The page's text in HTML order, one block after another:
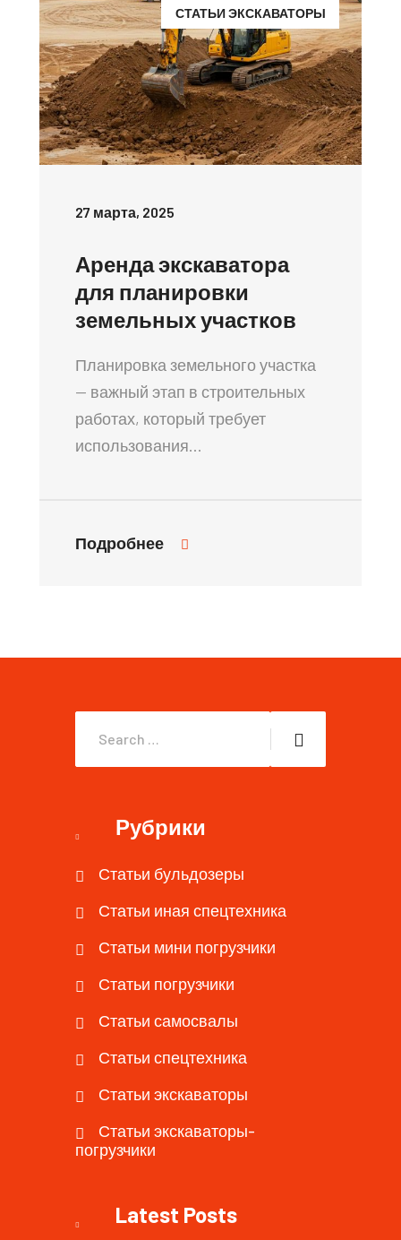
СТАТЬИ ЭКСКАВАТОРЫ
27 марта, 2025
Аренда экскаватора
для планировки
земельных участков
Планировка земельного участка
— важный этап в строительных
работах, который требует
использования…
Подробнее
Рубрики
Статьи бульдозеры
Статьи иная спецтехника
Статьи мини погрузчики
Статьи погрузчики
Статьи самосвалы
Статьи спецтехника
Статьи экскаваторы
Статьи экскаваторы-
погрузчики
Latest Posts